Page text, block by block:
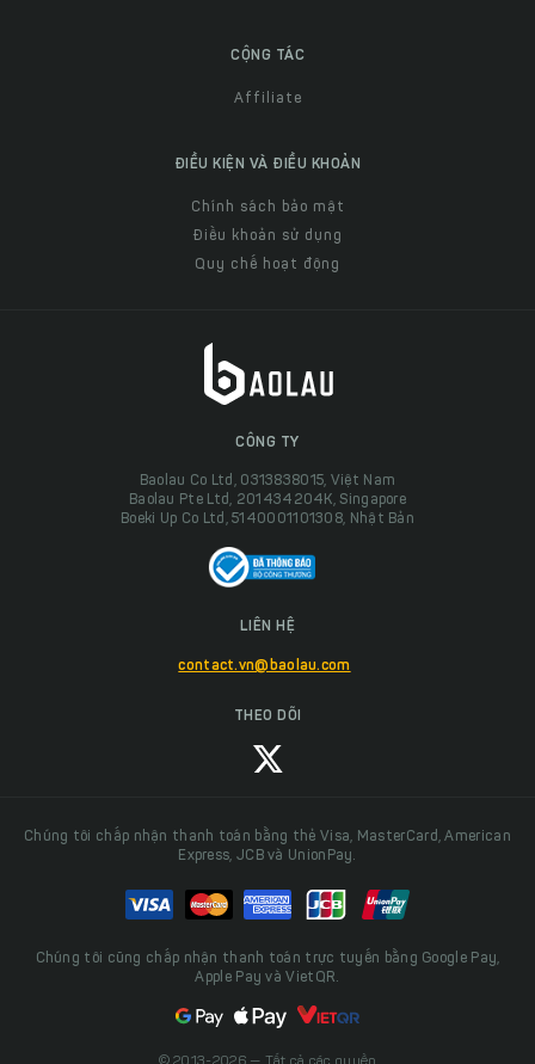
CỘNG TÁC
Affiliate
ĐIỀU KIỆN VÀ ĐIỀU KHOẢN
Chính sách bảo mật
Điều khoản sử dụng
Quy chế hoạt động
CÔNG TY
Baolau Co Ltd, 0313838015, Việt Nam
Baolau Pte Ltd, 201434204K, Singapore
Boeki Up Co Ltd, 5140001101308, Nhật Bản
LIÊN HỆ
contact.vn@baolau.com
THEO DÕI
Chúng tôi chấp nhận thanh toán bằng thẻ Visa, MasterCard, American
Express, JCB và UnionPay.
Chúng tôi cũng chấp nhận thanh toán trực tuyến bằng Google Pay,
Apple Pay và VietQR.